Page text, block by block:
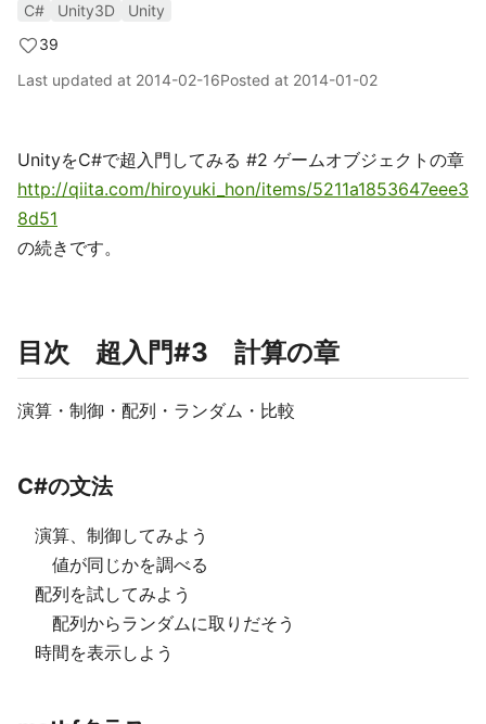
C# Unity3D
Unity
39
Last updated at 2014-02-16Posted at 2014-01-02
UnityをC#で超入門してみる #2 ゲームオブジェクトの章
http://qiita.com/hiroyuki_hon/items/5211a1853647eee3
8d51
の続きです。
目次 超入門#3 計算の章
演算・制御・配列・ランダム・比較
C#の文法
演算、制御してみよう
値が同じかを調べる
配列を試してみよう
配列からランダムに取りだそう
時間を表示しよう